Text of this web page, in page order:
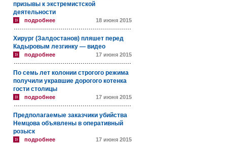
призывы к экстремистской
деятельности
подробнее 18 июня 2015
Хирург (Залдостанов) пляшет перед
Кадыровым лезгинку — видео
подробнее 17 июня 2015
По семь лет колонии строгого режима
получили укравшие дорогого котенка
гости столицы
подробнее 17 июня 2015
Предполагаемые заказчики убийства
Немцова объявлены в оперативный
розыск
подробнее 17 июня 2015